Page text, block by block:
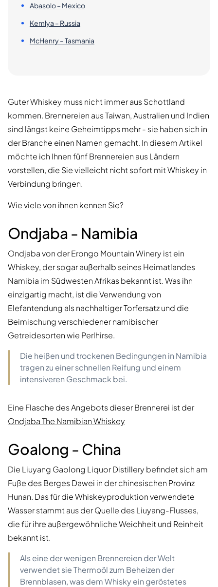
Abasolo – Mexico
Kemlya – Russia
McHenry – Tasmania
Guter Whiskey muss nicht immer aus Schottland
kommen. Brennereien aus Taiwan, Australien und Indien
sind längst keine Geheimtipps mehr - sie haben sich in
der Branche einen Namen gemacht. In diesem Artikel
möchte ich Ihnen fünf Brennereien aus Ländern
vorstellen, die Sie vielleicht nicht sofort mit Whiskey in
Verbindung bringen.
Wie viele von ihnen kennen Sie?
Ondjaba - Namibia
Ondjaba von der Erongo Mountain Winery ist ein
Whiskey, der sogar außerhalb seines Heimatlandes
Namibia im Südwesten Afrikas bekannt ist. Was ihn
einzigartig macht, ist die Verwendung von
Elefantendung als nachhaltiger Torfersatz und die
Beimischung verschiedener namibischer
Getreidesorten wie Perlhirse.
Die heißen und trockenen Bedingungen in Namibia
tragen zu einer schnellen Reifung und einem
intensiveren Geschmack bei.
Eine Flasche des Angebots dieser Brennerei ist der
Ondjaba The Namibian Whiskey
Goalong - China
Die Liuyang Gaolong Liquor Distillery befindet sich am
Fuße des Berges Dawei in der chinesischen Provinz
Hunan. Das für die Whiskeyproduktion verwendete
Wasser stammt aus der Quelle des Liuyang-Flusses,
die für ihre außergewöhnliche Weichheit und Reinheit
bekannt ist.
Als eine der wenigen Brennereien der Welt
verwendet sie Thermoöl zum Beheizen der
Brennblasen, was dem Whisky ein geröstetes